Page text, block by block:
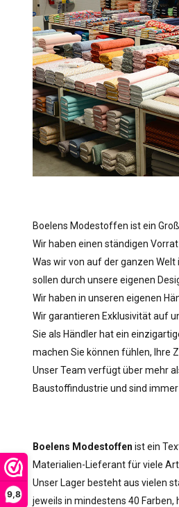
9,8
Boelens Modestoffen ist ein
Wir haben einen ständigen
Was wir von auf der ganzen
sollen durch unsere eigenen
Wir haben in unseren eigenen
Wir garantieren Exklusivität auf
Sie als Händler hat ein
machen Sie können fühlen, Ihre
Unser Team verfügt über mehr
Baustoffindustrie und sind
Boelens Modestoffen ist ein
Materialien-Lieferant für viele
Unser Lager besteht aus vielen
jeweils in mindestens 40 Farben,